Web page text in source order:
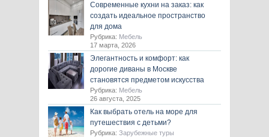
Современные кухни на заказ: как
создать идеальное пространство
для дома
Рубрика: Мебель
17 марта, 2026
Элегантность и комфорт: как
дорогие диваны в Москве
становятся предметом искусства
Рубрика: Мебель
26 августа, 2025
Как выбрать отель на море для
путешествия с детьми?
Рубрика: Зарубежные туры